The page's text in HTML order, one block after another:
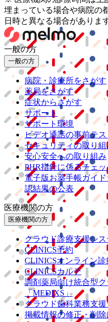
埋まっている場合や病院の
日時と異なる場合がありま
一般の方
一般の方
病院・診療所をさがす
薬局をさがす
症状からさがす
サポート
サポート環境
ビデオ通話の事前テス
セキュリティの取り組
安心安全への取り組み
PHR指針に係るチェ
電子版お薬手帳ガイ
認結果の公表
医療機関の方
医療機関の方
クラウド診療支援シス
CLINICS予約
CLINICSオンライン診
CLINICSカルテ
調剤薬局向け統合型
「MEDIXS」
クラウド歯科業務支援
掲載情報の修正・削除